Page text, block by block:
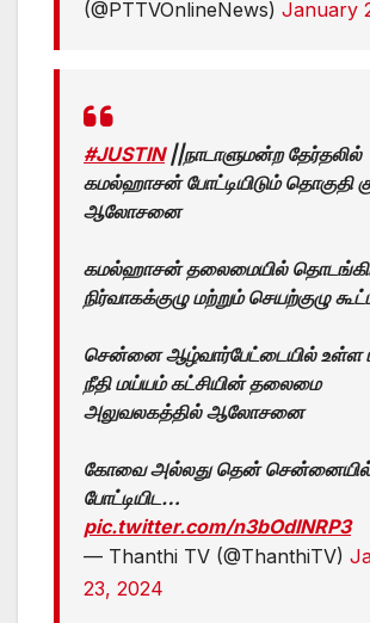
(@PTTVOnlineNews) January
#JUSTIN||நாடாளுமன்ற தேர்தலில்
கமல்ஹாசன் போட்டியிடும் தொகுதி
ஆலோசனை
கமல்ஹாசன் தலைமையில்
நிர்வாகக்குழு மற்றும் செயற்குழு
சென்னை ஆழ்வார்பேட்டையில் உள்ள
நீதி மய்யம் கட்சியின் தலைமை
அலுவலகத்தில் ஆலோசனை
கோவை அல்லது தென்
போட்டியிட…
pic.twitter.com/n3bOdINRP3
— Thanthi TV (@ThanthiTV)
23, 2024